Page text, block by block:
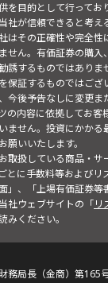
目的として行ってお
社が信頼できると考え
はその正確性や完全
せん。有価証券の購入
誘するものではあり
保証するものではござ
今後予告なしに変更
の内容に依拠してお客
ません。投資にかかる
いいたします。
取扱している商品・
とに手数料等およびリ
」、「上場有価証券
社ウェブサイトの「リ
みください。
務局長（金商）第165